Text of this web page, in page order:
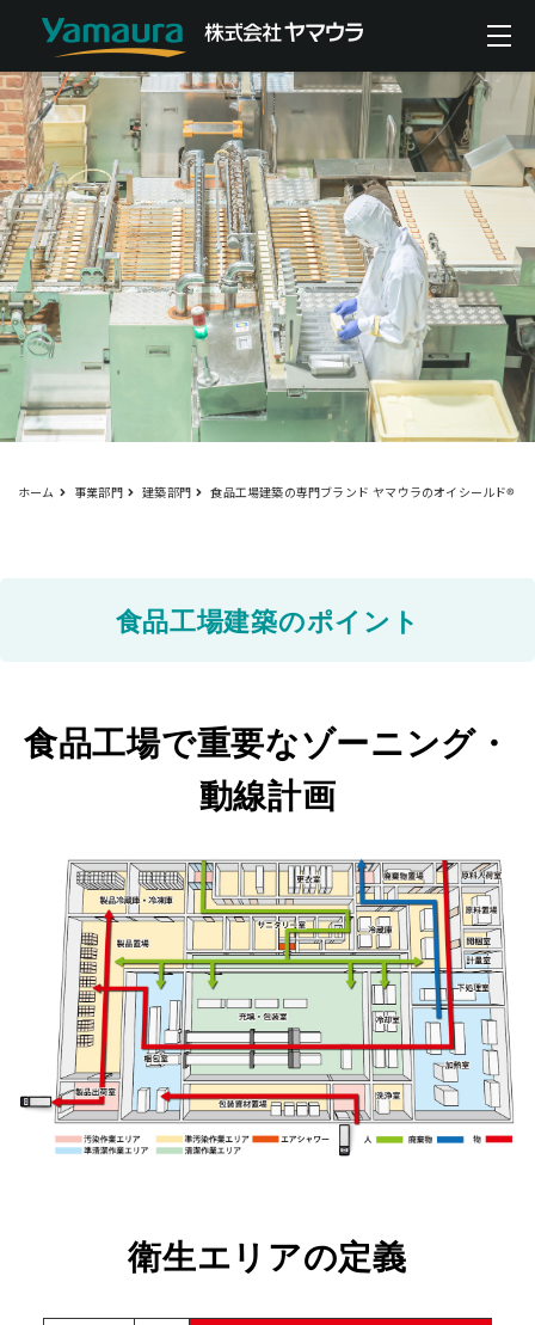
ホーム 事業部門 建築部門 食品工場建築の専門ブランド ヤマウラのオイシールド®
食品工場建築のポイント
食品工場で重要なゾーニング・
動線計画
衛生エリアの定義